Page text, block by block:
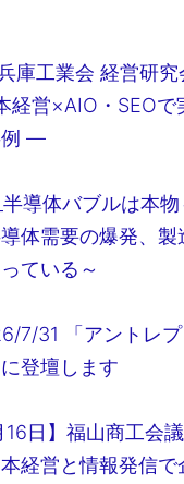
庫工業会 経営研究
経営×AIO・SEOで
例 ―
導体バブルは本物
体需要の爆発、製
ている～
7/31 「アントレ
登壇します
16日】福山商工会
経営と情報発信で